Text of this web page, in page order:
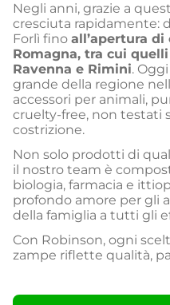
Negli anni, grazie a
cresciuta rapidamente:
Forlì fino all’apertura
Romagna, tra cui
Ravenna e Rimini.
grande della regione
accessori per animali,
cruelty-free, non testati
costrizione.
Non solo prodotti di
il nostro team è
biologia, farmacia e
profondo amore per gli
della famiglia a tutti gli
Con Robinson, ogni
zampe riflette qualità,